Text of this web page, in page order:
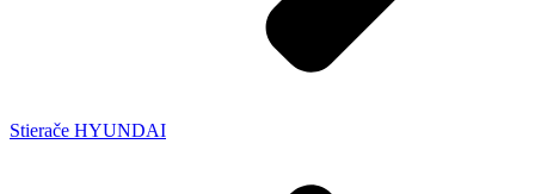
Stierače HYUNDAI